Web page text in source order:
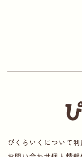
ぴくらいくについて利